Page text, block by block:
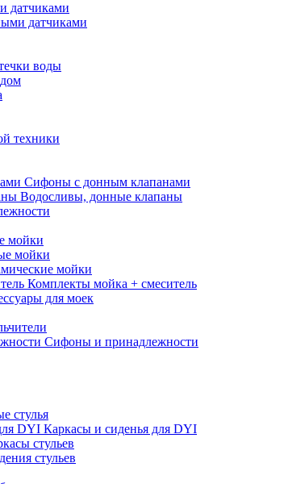
датчиками
датчиками
воды
техники
Сифоны с донным клапанами
Водосливы, донные клапаны
мойки
мойки
мойки
Комплекты мойка + смеситель
для моек
Сифоны и принадлежности
стулья
Каркасы и сиденья для DYI
стульев
стульев